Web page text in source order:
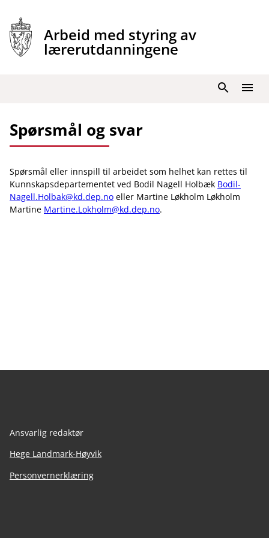
innhold
Arbeid med styring av
lærerutdanningene
Meny
Søk
Spørsmål og svar
Spørsmål eller innspill til arbeidet som helhet kan rettes til
Kunnskapsdepartementet ved Bodil Nagell Holbæk Bodil-
Nagell.Holbak@kd.dep.no eller Martine Løkholm Løkholm
Martine Martine.Lokholm@kd.dep.no.
Ansvarlig redaktør
Hege Landmark-Høyvik
Personvernerklæring